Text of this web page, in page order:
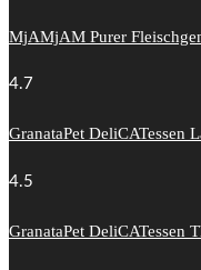
MjAMjAM Purer
4.7
GranataPet DeliCATessen
4.5
GranataPet DeliCATessen